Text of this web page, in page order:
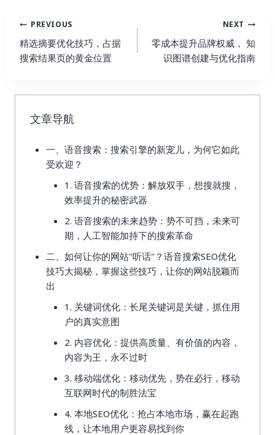
Post
Navigation
PREVIOUS
精选摘要优化技巧，占据
搜索结果页的黄金位置
NEXT
零成本提升品牌权威， 知
识图谱创建与优化指南
文章导航
一、语音搜索：搜索引擎的新宠儿，为何它如此
受欢迎？
1. 语音搜索的优势：解放双手，想搜就搜，
效率提升的秘密武器
2. 语音搜索的未来趋势：势不可挡，未来可
期，人工智能加持下的搜索革命
二、如何让你的网站"听话"？语音搜索SEO优化
技巧大揭秘，掌握这些技巧，让你的网站脱颖而
出
1. 关键词优化：长尾关键词是关键，抓住用
户的真实意图
2. 内容优化：提供高质量、有价值的内容，
内容为王，永不过时
3. 移动端优化：移动优先，势在必行，移动
互联网时代的制胜法宝
4. 本地SEO优化：抢占本地市场，赢在起跑
线，让本地用户更容易找到你